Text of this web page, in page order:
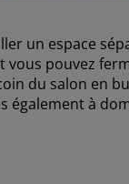
un espace
vous pouvez
du salon en
également à